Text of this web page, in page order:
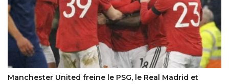
Kabelo Mofokeng se rapproche d’un club de Betway